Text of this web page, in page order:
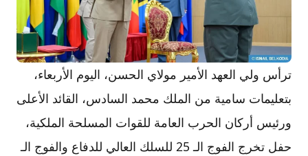
ترأس ولي العهد الأمير مولاي الحسن، اليوم الأربعاء،
بتعليمات سامية من الملك محمد السادس، القائد الأعلى
ورئيس أركان الحرب العامة للقوات المسلحة الملكية،
حفل تخرج الفوج الـ 25 للسلك العالي للدفاع والفوج الـ